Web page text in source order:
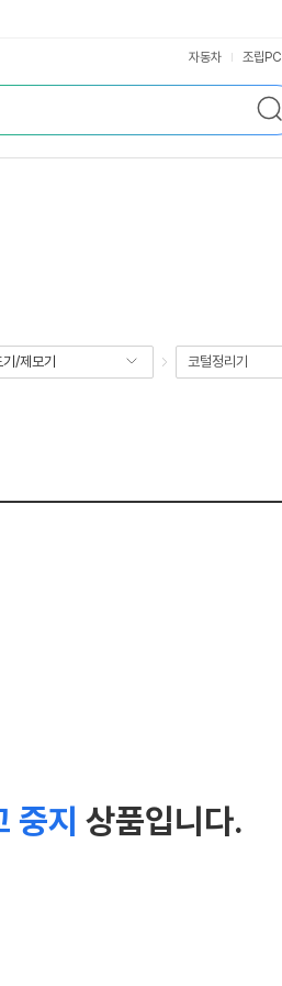
검
색
자동차 조립PC
기/제모기 코털정리기
중지 상품입니다.